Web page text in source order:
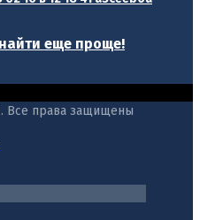
еще проще!
Все права защищены